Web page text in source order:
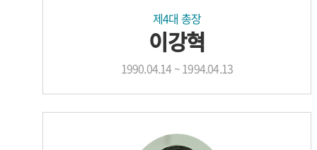
제4대 총장
이강혁
1990.04.14 ~ 1994.04.13